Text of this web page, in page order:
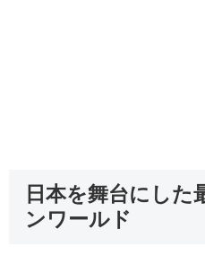
日本を舞台にした
ンワールド